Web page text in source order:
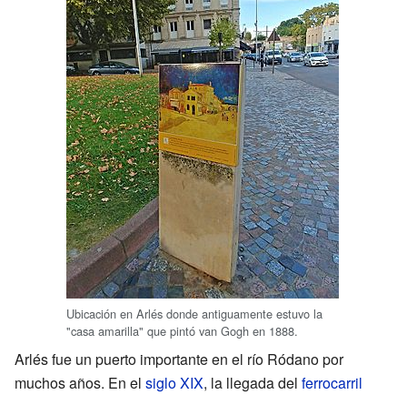
Ubicación en Arlés donde antiguamente estuvo la
"casa amarilla" que pintó van Gogh en 1888.
Arlés fue un puerto importante en el río Ródano por
muchos años. En el siglo XIX, la llegada del ferrocarril